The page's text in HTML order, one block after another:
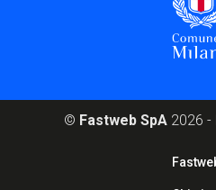
© Fastweb SpA 2026 -